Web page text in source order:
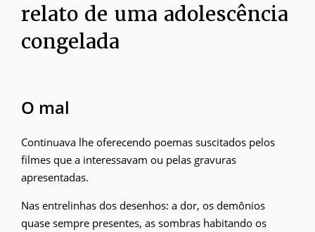
relato de uma adolescência
congelada
O mal
Continuava lhe oferecendo poemas suscitados pelos
filmes que a interessavam ou pelas gravuras
apresentadas.
Nas entrelinhas dos desenhos: a dor, os demônios
quase sempre presentes, as sombras habitando os